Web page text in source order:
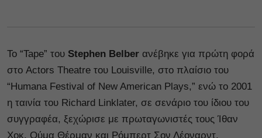
Το “Tape” του Stephen Belber ανέβηκε για πρώτη φορά
στο Actors Theatre του Louisville, στο πλαίσιο του
“Humana Festival of New American Plays,” ενώ το 2001
η ταινία του Richard Linklater, σε σενάριο του ίδιου του
συγγραφέα, ξεχώρισε με πρωταγωνιστές τους Ίθαν
Χοκ, Ούμα Θέρμαν και Ρόμπερτ Σον Λέοναρντ.